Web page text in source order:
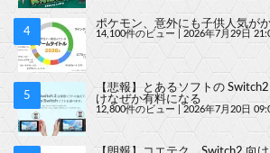
ポケモン、意外にも子供人気が
14,100件のビュー 2026年7月29日
【悲報】とあるソフトの
けなぜか有料になる
12,800件のビュー 2026年7月20日